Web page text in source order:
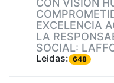
CON VISIÓN
EXCELENCIA
LA
SOCIAL:
Leidas: 648